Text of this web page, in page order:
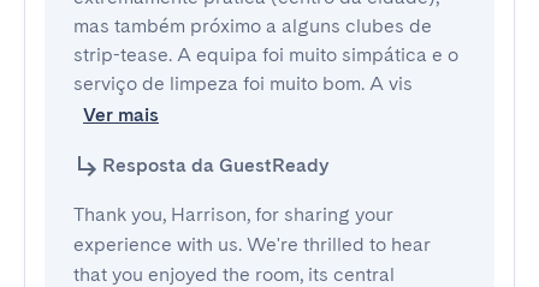
mas também próximo a alguns clubes de
strip-tease. A equipa foi muito simpática e o
serviço de limpeza foi muito bom. A vis
Ver mais
Resposta da GuestReady
Thank you, Harrison, for sharing your
experience with us. We're thrilled to hear
that you enjoyed the room, its central